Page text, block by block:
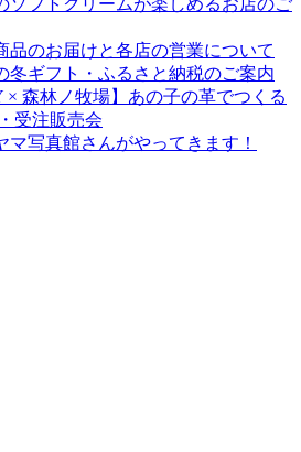
品のお届けと各店の営業について
冬ギフト・ふるさと納税のご案内
× 森林ノ牧場】あの子の革でつくる
受注販売会
マ写真館さんがやってきます！